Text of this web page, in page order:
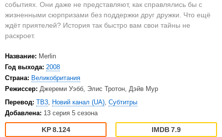
событиях. Они даже не представляют, как справлялись бы с
жизненными сюрпризами без поддержки друг дружки. Что ещё
ждёт приятелей? История так быстро вам свои тайны не
раскроет.
Название: Merlin
Год выхода: 2008
Страна: Великобритания
Режиссер: Джереми Уэбб, Элис Тротон, Дэйв Мур
Перевод: ТВ3, Новий канал (UA), Субтитры
Добавлена: 13 серия 5 сезона
8.124 7.9